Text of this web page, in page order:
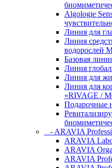
Algologie
Линия для
Линия
водорослей
Базовая
Линия
Линия для
Линия для
«RIVAGE /
Подарочные
- ARAVIA
ARAVIA
ARAVIA
ARAVIA